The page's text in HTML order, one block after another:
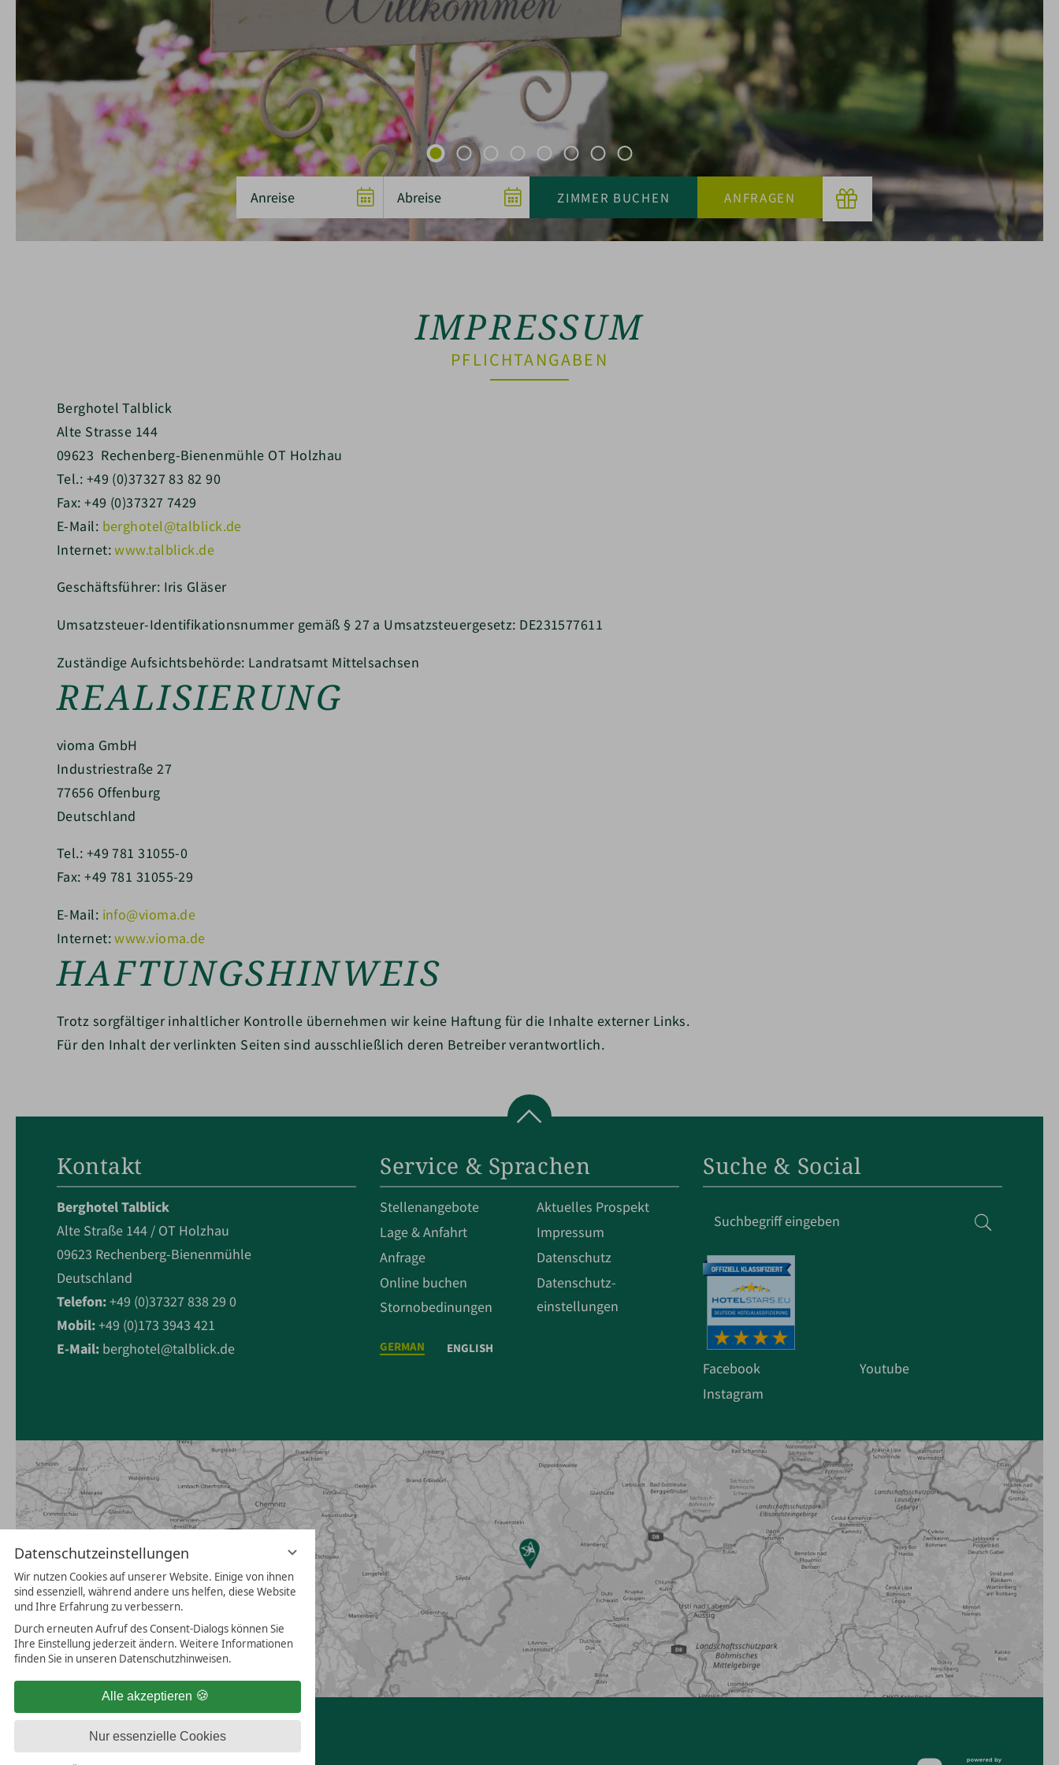
Datenschutzeinstellungen
Wir nutzen Cookies auf unserer Website. Einige von ihnen
sind essenziell, während andere uns helfen, diese Website
und Ihre Erfahrung zu verbessern.
Durch erneuten Aufruf des Consent-Dialogs können Sie
Ihre Einstellung jederzeit ändern. Weitere Informationen
finden Sie in unseren Datenschutzhinweisen.
Alle akzeptieren
Nur essenzielle Cookies
IMPRESSUM
PFLICHTANGABEN
Berghotel Talblick
Alte Strasse 144
09623 Rechenberg-Bienenmühle OT Holzhau
Tel.: +49 (0)37327 83 82 90
Fax: +49 (0)37327 7429
E-Mail: berghotel@talblick.de
Internet:www.talblick.de
Geschäftsführer: Iris Gläser
Umsatzsteuer-Identifikationsnummer gemäß § 27 a Umsatzsteuergesetz: DE231577611
Zuständige Aufsichtsbehörde: Landratsamt Mittelsachsen
REALISIERUNG
vioma GmbH
Industriestraße 27
77656 Offenburg
Deutschland
Tel.: +49 781 31055-0
Fax: +49 781 31055-29
E-Mail: info@vioma.de
Internet:www.vioma.de
HAFTUNGSHINWEIS
Trotz sorgfältiger inhaltlicher Kontrolle übernehmen wir keine Haftung für die Inhalte externer Links.
Für den Inhalt der verlinkten Seiten sind ausschließlich deren Betreiber verantwortlich.
Kontakt
Berghotel Talblick
Alte Straße 144 / OT Holzhau
09623 Rechenberg-Bienenmühle
Deutschland
Telefon:+49 (0)37327 838 29 0
Mobil:+49 (0)173 3943 421
E-Mail: berghotel@talblick.de
Service & Sprachen
Stellenangebote
Lage & Anfahrt
Anfrage
Online buchen
Stornobedinungen
Aktuelles Prospekt
Impressum
Datenschutz
Datenschut­z­
einstellungen
GERMAN ENGLISH
Suche & Social
Suchbegriff
Facebook
Instagram
Youtube